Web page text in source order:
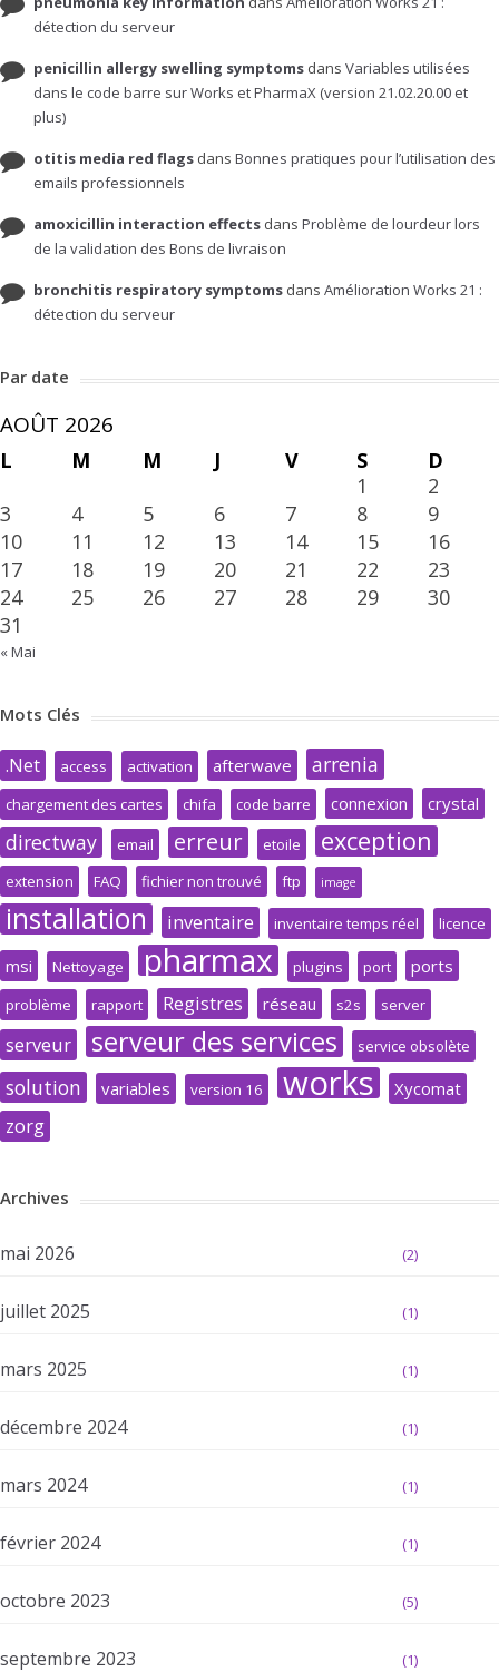
détection du serveur
penicillin allergy swelling symptoms dans Variables utilisées
dans le code barre sur Works et PharmaX (version 21.02.20.00 et
plus)
otitis media red flags dans Bonnes pratiques pour l’utilisation des
emails professionnels
amoxicillin interaction effects dans Problème de lourdeur lors
de la validation des Bons de livraison
bronchitis respiratory symptoms dans Amélioration Works 21 :
détection du serveur
Par date
AOÛT 2026
L M M J V S
D
1
2
3
4 5 6 7 8
9
10
11 12 13 14 15
16
17
18 19 20 21 22
23
24
25 26 27 28 29
30
31
« Mai
Mots Clés
.Net access activation afterwave arrenia
chargement des cartes chifa code barre connexion crystal
directway email erreur etoile exception
extension FAQ fichier non trouvé ftp image
installation inventaire inventaire temps réel licence
msi Nettoyage pharmax plugins port ports
problème rapport Registres réseau s2s server
serveur serveur des services service obsolète
solution variables version 16 works Xycomat
zorg
Archives
mai 2026 (2)
juillet 2025 (1)
mars 2025 (1)
décembre 2024 (1)
mars 2024 (1)
février 2024 (1)
octobre 2023 (5)
septembre 2023 (1)